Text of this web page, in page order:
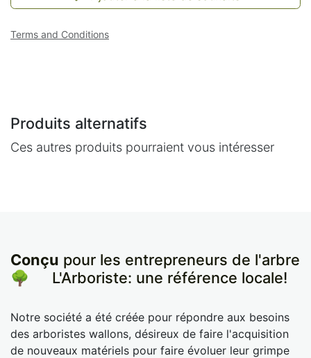
Terms and Conditions
Produits alternatifs
Ces autres produits pourraient vous intéresser
Conçu pour les entrepreneurs de l'arbre
🌳
​L'Arboriste: une référence locale!
Notre société a été créée pour répondre aux besoins
des arboristes wallons, désireux de faire l'acquisition
de nouveaux matériels pour faire évoluer leur grimpe